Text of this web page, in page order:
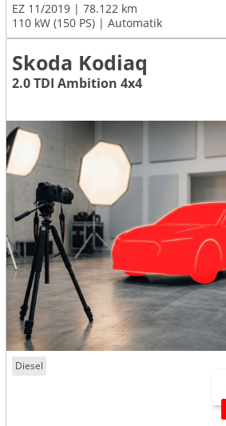
EZ 11/2019
78.122 km
110 kW (150 PS)
Automatik
Skoda Kodiaq
2.0 TDI Ambition 4x4
Diesel